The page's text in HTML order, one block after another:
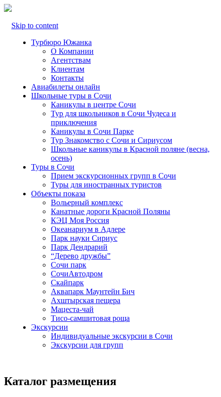
Skip to content
Турбюро Южанка
О Компании
Агентствам
Клиентам
Контакты
Авиабилеты онлайн
Школьные туры в Сочи
Каникулы в центре Сочи
Тур для школьников в Сочи Чудеса и
приключения
Каникулы в Сочи Парке
Тур Знакомство с Сочи и Сириусом
Школьные каникулы в Красной поляне (весна,
осень)
Туры в Сочи
Прием экскурсионных групп в Сочи
Туры для иностранных туристов
Объекты показа
Вольерный комплекс
Канатные дороги Красной Поляны
КЭЦ Моя Россия
Океанариум в Адлере
Парк науки Сириус
Парк Дендрарий
“Дерево дружбы”
Сочи парк
СочиАвтодром
Скайпарк
Аквапарк Маунтейн Бич
Ахштырская пещера
Мацеста-чай
Тисо-самшитовая роща
Экскурсии
Индивидуальные экскурсии в Сочи
Экскурсии для групп
Каталог размещения